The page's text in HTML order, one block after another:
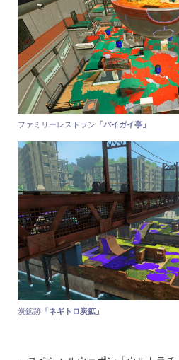
ファミリーレストラン 「バイガイ亭」
炭鉱跡「ネギトロ炭鉱」